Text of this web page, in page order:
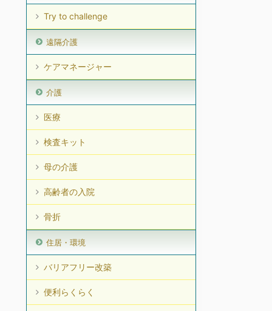
Try to challenge
遠隔介護
ケアマネージャー
介護
医療
検査キット
母の介護
高齢者の入院
骨折
住居・環境
バリアフリー改築
便利らくらく